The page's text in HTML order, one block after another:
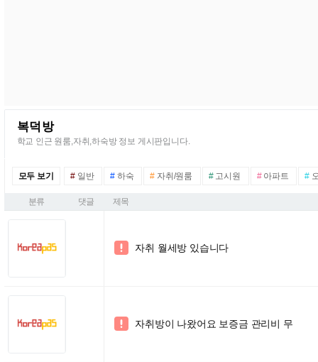
복덕방
학교 인근 원룸,자취,하숙방 정보 게시판입니다.
모두 보기 # 일반 # 하숙 # 자취/원룸 #고시원 #아파트 #
분류 댓글 제목
 자취 월세방 있습니다
 자취방이 나왔어요 보증금 관리비 무